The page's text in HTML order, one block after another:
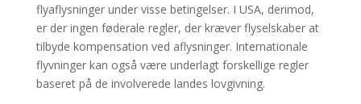
flyaflysninger under visse betingelser. I USA, derimod,
er der ingen føderale regler, der kræver flyselskaber at
tilbyde kompensation ved aflysninger. Internationale
flyvninger kan også være underlagt forskellige regler
baseret på de involverede landes lovgivning.